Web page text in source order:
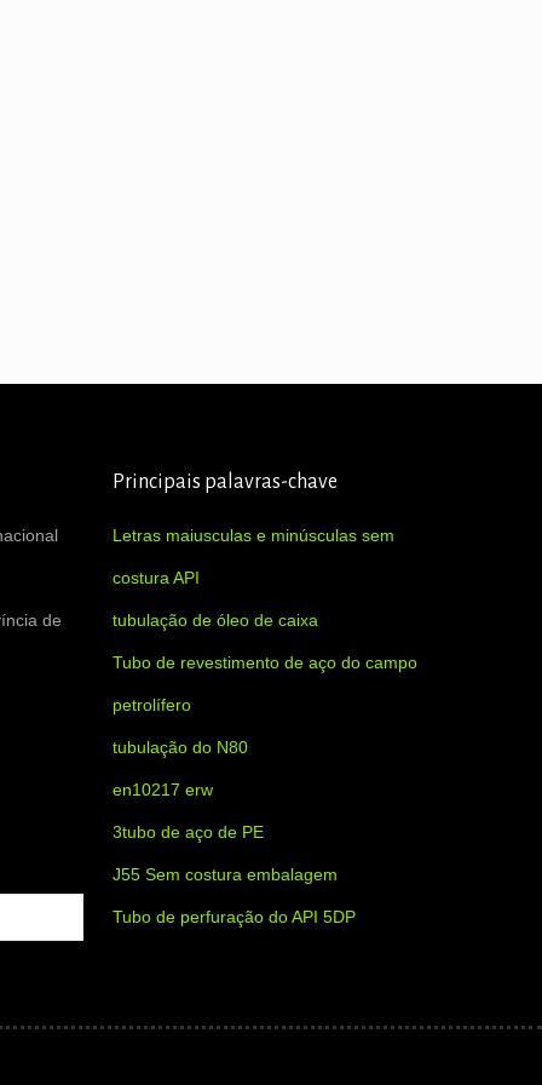
de
Principais palavras-chave
Letras maiusculas e minúsculas sem
costura API
tubulação de óleo de caixa
Tubo de revestimento de aço do campo
petrolífero
tubulação do N80
en10217 erw
3tubo de aço de PE
J55 Sem costura embalagem
Tubo de perfuração do API 5DP